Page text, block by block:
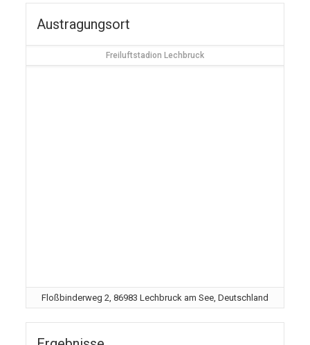
Austragungsort
Freiluftstadion Lechbruck
Floßbinderweg 2, 86983 Lechbruck am See, Deutschland